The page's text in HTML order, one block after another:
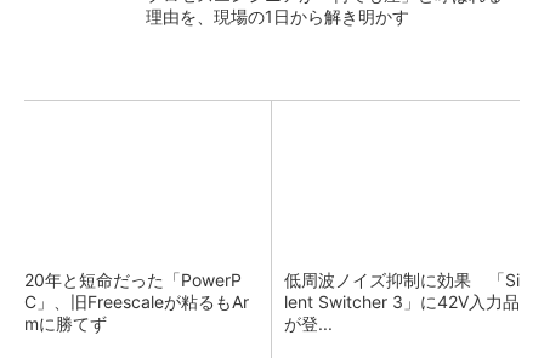
理由を、現場の1日から解き明かす
20年と短命だった「PowerP
C」、旧Freescaleが粘るもAr
mに勝てず
低周波ノイズ抑制に効果 「Si
lent Switcher 3」に42V入力品
が登...